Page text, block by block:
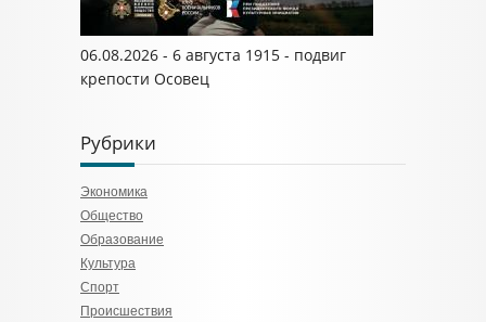
06.08.2026 - 6 августа 1915 - подвиг
крепости Осовец
Рубрики
Экономика
Общество
Образование
Культура
Спорт
Происшествия